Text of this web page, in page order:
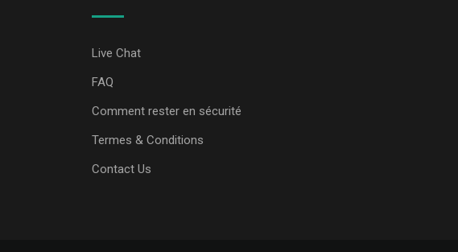
Live Chat
FAQ
Comment rester en sécurité
Termes & Conditions
Contact Us